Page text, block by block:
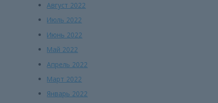
Август 2022
Июль 2022
Июнь 2022
Май 2022
Апрель 2022
Март 2022
Январь 2022